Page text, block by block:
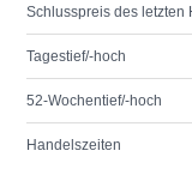
Schlusspreis des letzten
Tagestief/-hoch
52-Wochentief/-hoch
Handelszeiten